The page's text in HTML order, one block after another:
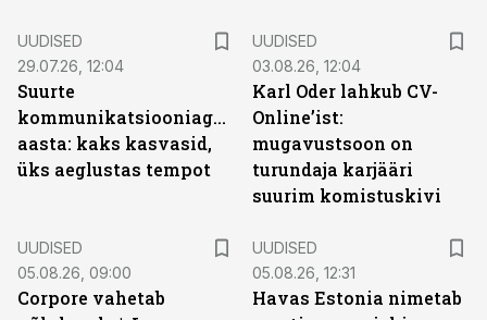
UUDISED
29.07.26, 12:04
Suurte
kommunikatsiooniagentuuride
aasta: kaks kasvasid,
üks aeglustas tempot
UUDISED
03.08.26, 12:04
Karl Oder lahkub CV-
Online’ist:
mugavustsoon on
turundaja karjääri
suurim komistuskivi
UUDISED
05.08.26, 09:00
Corpore vahetab
UUDISED
05.08.26, 12:31
Havas Estonia nimetab